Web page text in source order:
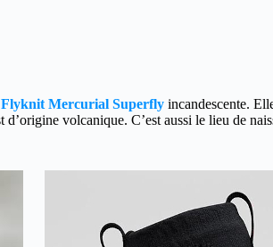
Flyknit Mercurial Superfly incandescente.
volcanique. C’est aussi le lieu de